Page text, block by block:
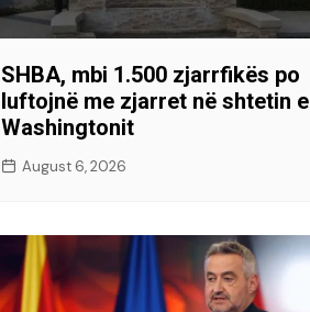
SHBA, mbi 1.500 zjarrfikës po
luftojnë me zjarret në shtetin e
Washingtonit
August 6, 2026